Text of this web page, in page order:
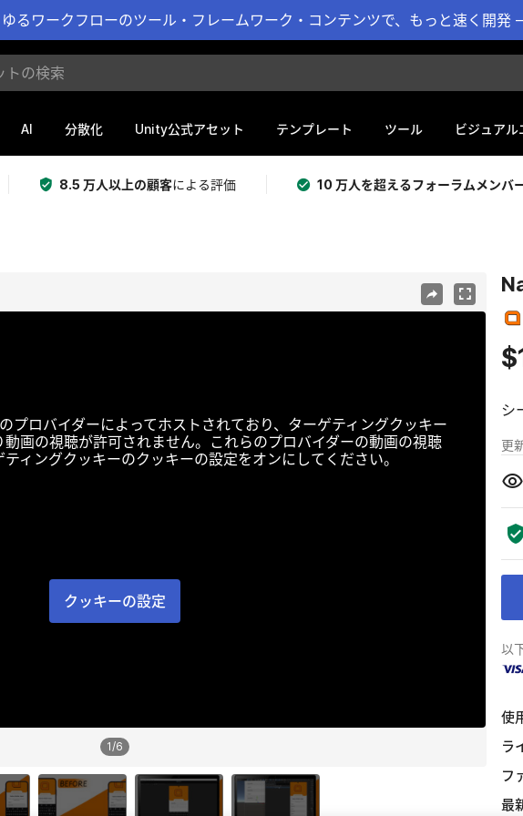
るワークフローのツール・フレームワーク・コンテンツで、もっと速く開発
索
AI 分散化 Unity公式アセット テンプレート ツール ビジュアル
8.5 万人以上の顧客による評価 10 万人を超えるフォーラムメンバ
プロバイダーによってホストされており、ターゲティングクッキー
画の視聴が許可されません。これらのプロバイダーの動画の視聴
ィングクッキーのクッキーの設定をオンにしてください。
クッキーの設定
1/6
シ
更
以
使
ラ
フ
最